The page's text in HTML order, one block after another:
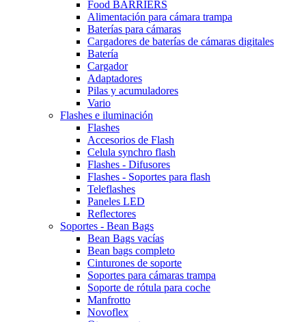
Food BARRIERS
Alimentación para cámara trampa
Baterías para cámaras
Cargadores de baterías de cámaras digitales
Batería
Cargador
Adaptadores
Pilas y acumuladores
Vario
Flashes e iluminación
Flashes
Accesorios de Flash
Celula synchro flash
Flashes - Difusores
Flashes - Soportes para flash
Teleflashes
Paneles LED
Reflectores
Soportes - Bean Bags
Bean Bags vacías
Bean bags completo
Cinturones de soporte
Soportes para cámaras trampa
Soporte de rótula para coche
Manfrotto
Novoflex